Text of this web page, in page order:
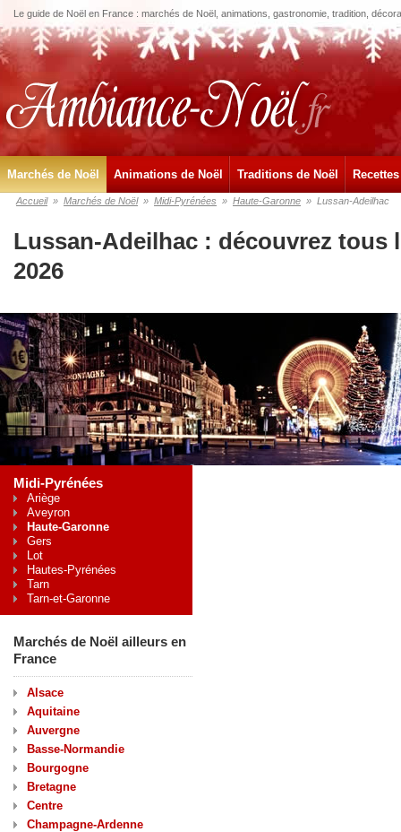
Le guide de Noël en France : marchés de Noël, animations, gastronomie, tradition,
Marchés de Noël Animations de Noël Traditions de Noël
Accueil » Marchés de Noël » Midi-Pyrénées » Haute-Garonne » Lussan-Adeilhac
Lussan-Adeilhac : découvrez tous
2026
Midi-Pyrénées
Ariège
Aveyron
Haute-Garonne
Gers
Lot
Hautes-Pyrénées
Tarn
Tarn-et-Garonne
Marchés de Noël ailleurs en
France
Alsace
Aquitaine
Auvergne
Basse-Normandie
Bourgogne
Bretagne
Centre
Champagne-Ardenne